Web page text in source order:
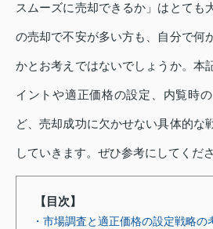
スムーズに売却できるか」はとても
の売却で不安が多い方も、自分で何
かとお考えではないでしょうか。本
イントや適正価格の設定、内覧時
ど、売却成功に欠かせない具体的な
していきます。ぜひ参考にしてくださ
【目次】
・市場調査と適正価格の設定戦略の